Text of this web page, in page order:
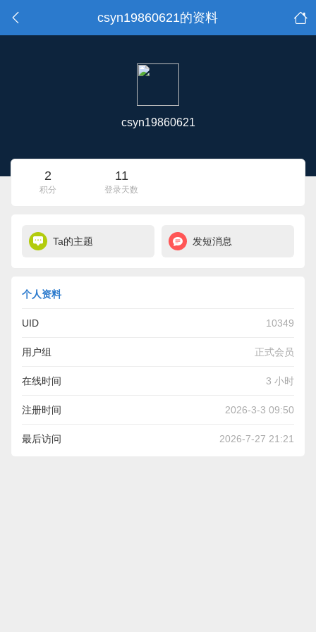
csyn19860621的资料
csyn19860621
2
积分
11
登录天数
Ta的主题 发短消息
个人资料
UID 10349
用户组 正式会员
在线时间 3 小时
注册时间 2026-3-3 09:50
最后访问 2026-7-27 21:21